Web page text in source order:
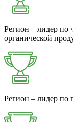
Регион – лидер по
органической
Регион – лидер по